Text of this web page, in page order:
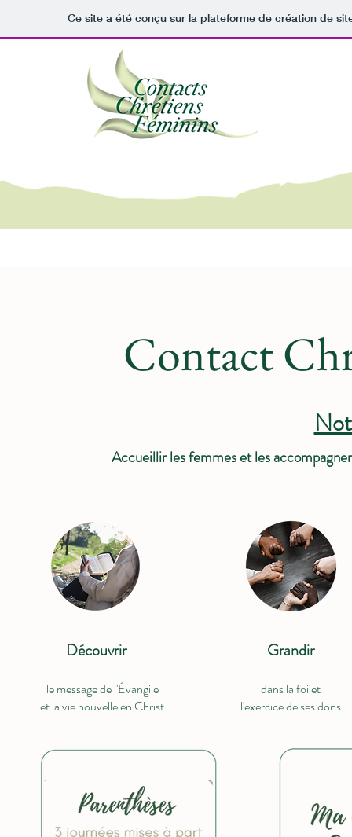
Ce site a été conçu sur la plateforme de création de
Contact
Accueillir les femmes et les
Découvrir Grandir
le message de l'Évangile
et la vie nouvelle en Christ
dans la foi et
l'exercice de ses dons